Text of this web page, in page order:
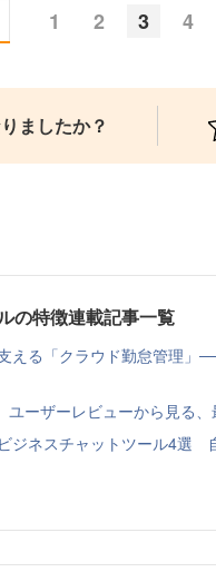
1 2 3 4
ましたか？
の特徴連載記事一覧
える「クラウド勤怠管理」
ーザーレビューから見る、
ジネスチャットツール4選